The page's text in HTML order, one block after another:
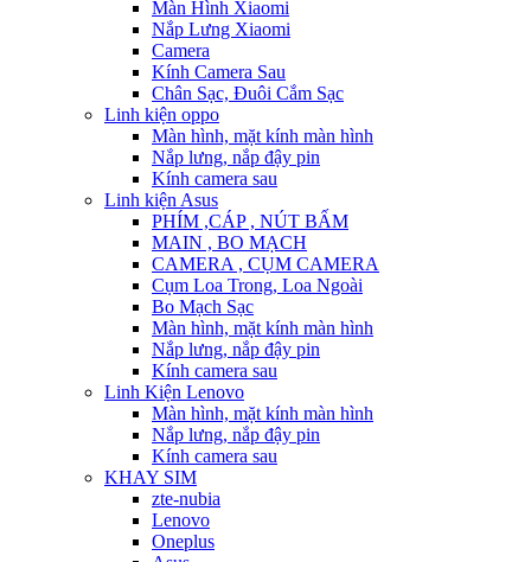
Màn Hình Xiaomi
Nắp Lưng Xiaomi
Camera
Kính Camera Sau
Chân Sạc, Đuôi Cắm Sạc
Linh kiện oppo
Màn hình, mặt kính màn hình
Nắp lưng, nắp đậy pin
Kính camera sau
Linh kiện Asus
PHÍM ,CÁP , NÚT BẤM
MAIN , BO MẠCH
CAMERA , CỤM CAMERA
Cụm Loa Trong, Loa Ngoài
Bo Mạch Sạc
Màn hình, mặt kính màn hình
Nắp lưng, nắp đậy pin
Kính camera sau
Linh Kiện Lenovo
Màn hình, mặt kính màn hình
Nắp lưng, nắp đậy pin
Kính camera sau
KHAY SIM
zte-nubia
Lenovo
Oneplus